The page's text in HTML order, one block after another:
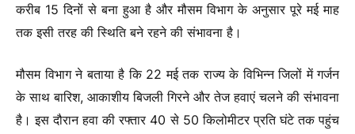
करीब 15 दिनों से बना हुआ है और मौसम विभाग के अनुसार पूरे मई माह
तक इसी तरह की स्थिति बने रहने की संभावना है।
मौसम विभाग ने बताया है कि 22 मई तक राज्य के विभिन्न जिलों में गर्जन
के साथ बारिश, आकाशीय बिजली गिरने और तेज हवाएं चलने की संभावना
है। इस दौरान हवा की रफ्तार 40 से 50 किलोमीटर प्रति घंटे तक पहुंच